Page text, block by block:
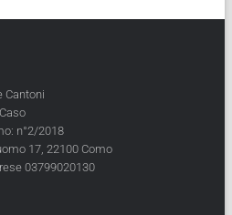
Cantoni
n°2/2018
17, 22100 Como
03799020130